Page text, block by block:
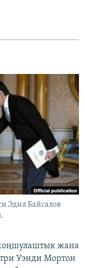
Эдил Байсалов
жана
Уэнди Мортон